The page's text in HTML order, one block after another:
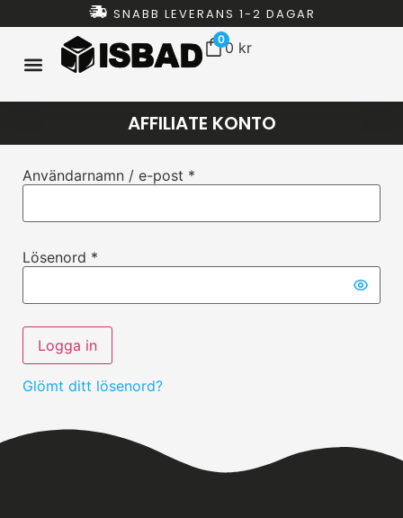
SNABB LEVERANS 1-2 DAGAR
00 kr
AFFILIATE KONTO
Användarnamn / e-post *
Lösenord *
Logga in
Glömt ditt lösenord?